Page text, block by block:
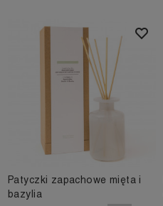
Patyczki zapachowe mięta i
bazylia